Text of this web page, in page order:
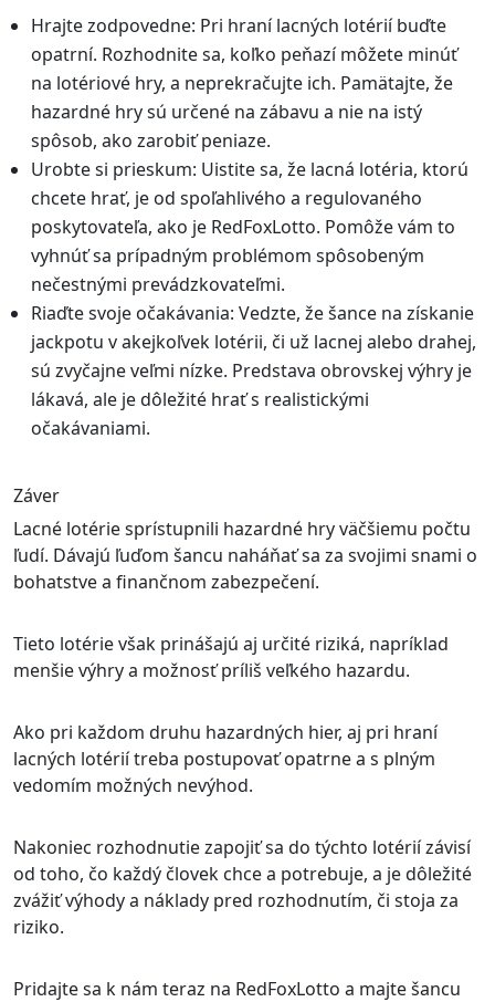
Hrajte zodpovedne: Pri hraní lacných lotérií buďte
opatrní. Rozhodnite sa, koľko peňazí môžete minúť
na lotériové hry, a neprekračujte ich. Pamätajte, že
hazardné hry sú určené na zábavu a nie na istý
spôsob, ako zarobiť peniaze.
Urobte si prieskum: Uistite sa, že lacná lotéria, ktorú
chcete hrať, je od spoľahlivého a regulovaného
poskytovateľa, ako je RedFoxLotto. Pomôže vám to
vyhnúť sa prípadným problémom spôsobeným
nečestnými prevádzkovateľmi.
Riaďte svoje očakávania: Vedzte, že šance na získanie
jackpotu v akejkoľvek lotérii, či už lacnej alebo drahej,
sú zvyčajne veľmi nízke. Predstava obrovskej výhry je
lákavá, ale je dôležité hrať s realistickými
očakávaniami.
Záver
Lacné lotérie sprístupnili hazardné hry väčšiemu počtu
ľudí. Dávajú ľuďom šancu naháňať sa za svojimi snami o
bohatstve a finančnom zabezpečení.
Tieto lotérie však prinášajú aj určité riziká, napríklad
menšie výhry a možnosť príliš veľkého hazardu.
Ako pri každom druhu hazardných hier, aj pri hraní
lacných lotérií treba postupovať opatrne a s plným
vedomím možných nevýhod.
Nakoniec rozhodnutie zapojiť sa do týchto lotérií závisí
od toho, čo každý človek chce a potrebuje, a je dôležité
zvážiť výhody a náklady pred rozhodnutím, či stoja za
riziko.
Pridajte sa k nám teraz na RedFoxLotto a majte šancu